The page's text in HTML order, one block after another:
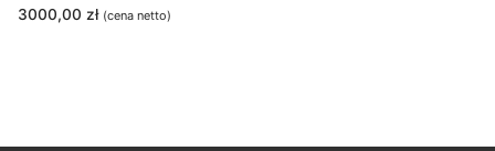
3000,00 zł (cena netto)